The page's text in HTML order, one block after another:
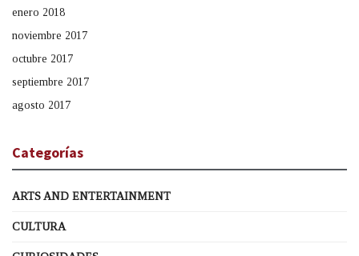
enero 2018
noviembre 2017
octubre 2017
septiembre 2017
agosto 2017
Categorías
ARTS AND ENTERTAINMENT
CULTURA